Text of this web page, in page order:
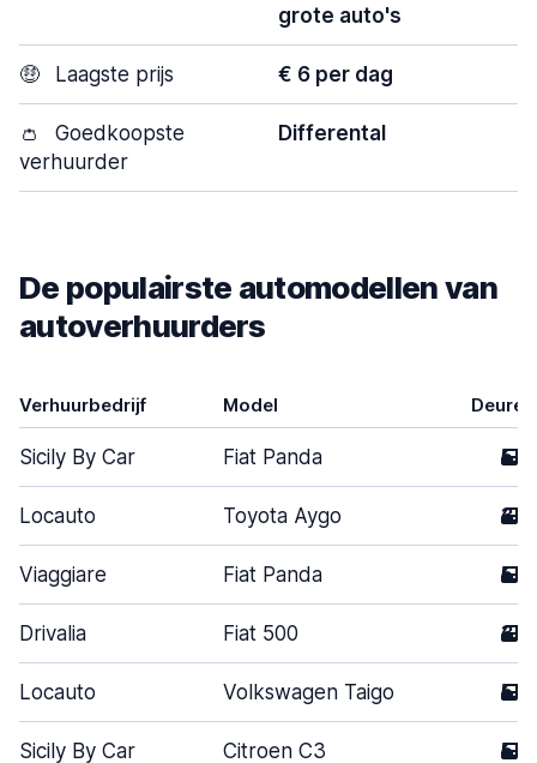
grote auto's
🤑 Laagste prijs € 6 per dag
👛
Goedkoopste
verhuurder
Differental
De populairste automodellen van
autoverhuurders
Verhuurbedrijf Model Deuren
Sicily By Car Fiat Panda 5
Locauto Toyota Aygo 3
Viaggiare Fiat Panda 5
Drivalia Fiat 500 3
Locauto Volkswagen Taigo 5
Sicily By Car Citroen C3 5